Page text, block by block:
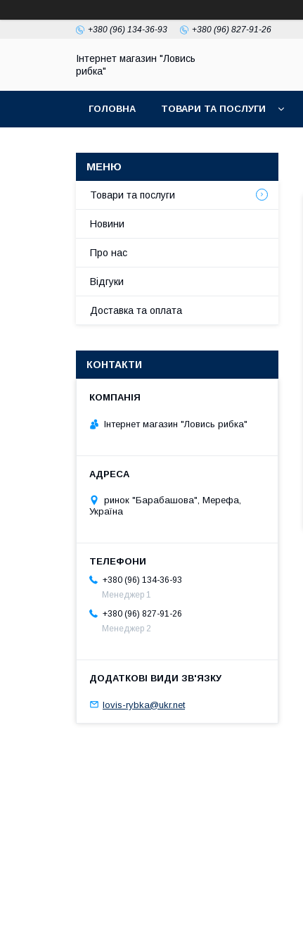
+380 (96) 134-36-93 +380 (96) 827-91-26
Інтернет магазин "Ловись
рибка"
ГОЛОВНА ТОВАРИ ТА ПОСЛУГИ
Товари та послуги
Новини
Про нас
Відгуки
Доставка та оплата
КОНТАКТИ
Інтернет магазин "Ловись рибка"
ринок "Барабашова", Мерефа,
Україна
+380 (96) 134-36-93
Менеджер 1
+380 (96) 827-91-26
Менеджер 2
lovis-rybka@ukr.net